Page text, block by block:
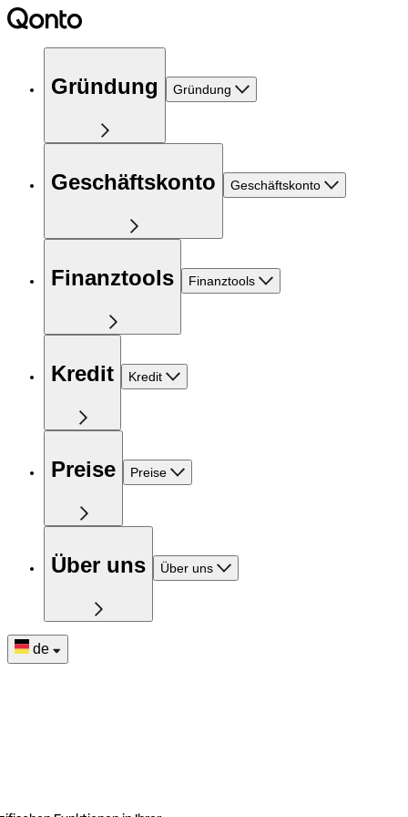
Gründung Gründung
Geschäftskonto Geschäftskonto
Finanztools Finanztools
Kredit Kredit
Preise Preise
Über uns Über uns
de